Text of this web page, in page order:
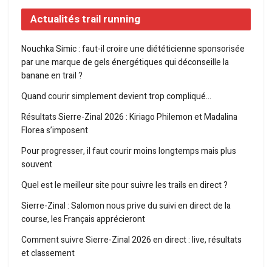
Actualités trail running
Nouchka Simic : faut-il croire une diététicienne sponsorisée
par une marque de gels énergétiques qui déconseille la
banane en trail ?
Quand courir simplement devient trop compliqué…
Résultats Sierre-Zinal 2026 : Kiriago Philemon et Madalina
Florea s’imposent
Pour progresser, il faut courir moins longtemps mais plus
souvent
Quel est le meilleur site pour suivre les trails en direct ?
Sierre-Zinal : Salomon nous prive du suivi en direct de la
course, les Français apprécieront
Comment suivre Sierre-Zinal 2026 en direct : live, résultats
et classement